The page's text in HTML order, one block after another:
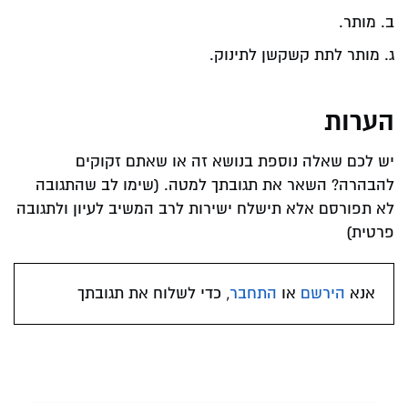
ב. מותר.
ג. מותר לתת קשקשן לתינוק.
הערות
יש לכם שאלה נוספת בנושא זה או שאתם זקוקים
להבהרה? השאר את תגובתך למטה. (שימו לב שהתגובה
לא תפורסם אלא תישלח ישירות לרב המשיב לעיון ולתגובה
פרטית)
אנא הירשם או התחבר, כדי לשלוח את תגובתך